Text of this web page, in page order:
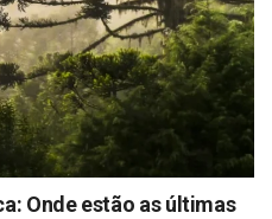
Onde estão as últimas